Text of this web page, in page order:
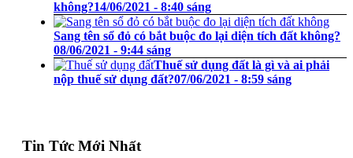
không?14/06/2021 - 8:40 sáng
Sang tên sổ đỏ có bắt buộc đo lại diện tích đất không?
08/06/2021 - 9:44 sáng
Thuế sử dụng đất là gì và ai phải
nộp thuế sử dụng đất?07/06/2021 - 8:59 sáng
Tin Tức Mới Nhất